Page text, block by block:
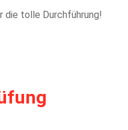
die tolle Durchführung!